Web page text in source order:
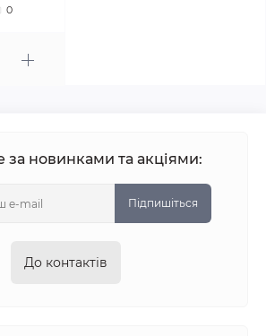
0
за новинками та акціями:
Підпишіться
До контактів